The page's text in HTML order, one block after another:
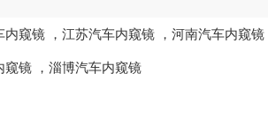
内窥镜 ， 江苏汽车内窥镜 ， 河南汽车内窥镜
窥镜 ， 淄博汽车内窥镜